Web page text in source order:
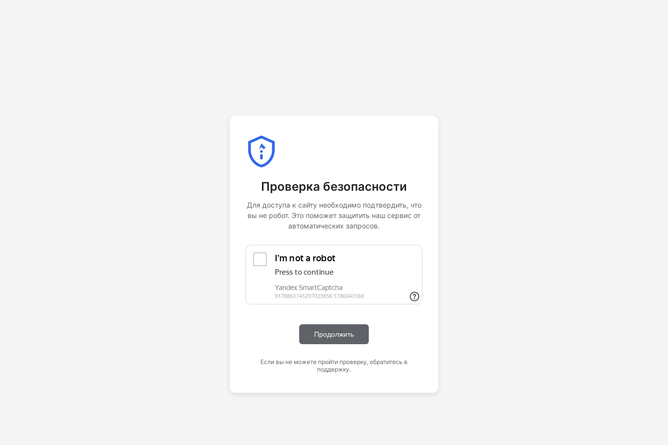
Проверка безопасности
Для доступа к сайту необходимо подтвердить, что
вы не робот. Это поможет защитить наш сервис от
автоматических запросов.
Продолжить
Если вы не можете пройти проверку, обратитесь в
поддержку.